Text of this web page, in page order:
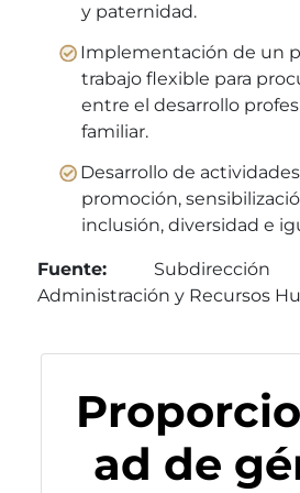
y paternidad.
Implementación de un
trabajo flexible para
entre el desarrollo
familiar.
Desarrollo de
promoción,
inclusión, diversidad e
Fuente:Subdirección
Administración y Recursos
ad de